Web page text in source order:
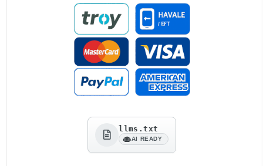
llms.txt
AI READY